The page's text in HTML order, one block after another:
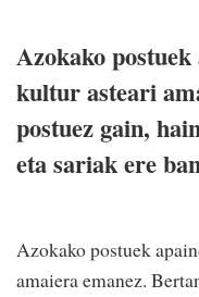
Azokako
kultur asteari
postuez gain,
eta sariak ere
Azokako postuek
amaiera emanez.